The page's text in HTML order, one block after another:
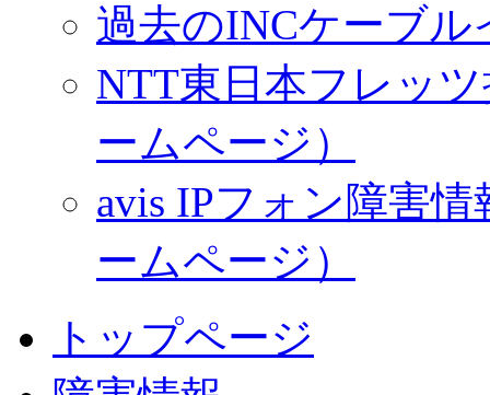
過去のINCケーブ
NTT東日本フレッ
ームページ）
avis IPフォン障害
ームページ）
トップページ